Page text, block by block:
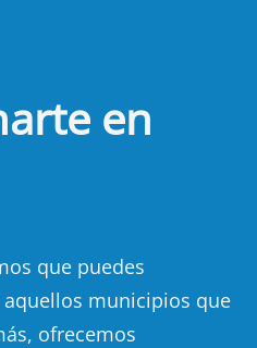
en
que puedes
municipios que
ofrecemos